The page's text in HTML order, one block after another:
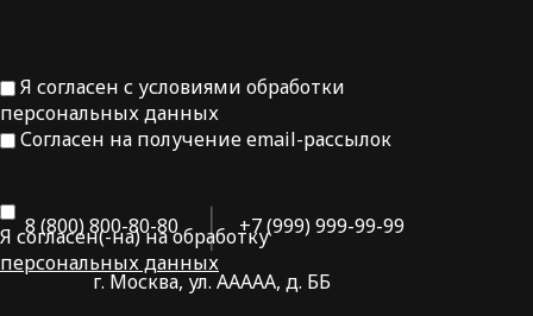
Я согласен с условиями обработки
персональных данных
Согласен на получение email-рассылок
Я согласен(-на) на обработку
персональных данных
г. Москва, ул. ААААА, д. ББ
+7 (999) 999-99-99
8 (800) 800-80-80